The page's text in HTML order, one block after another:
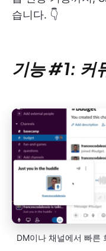
습니다. 👇
기능 #1: 커
DM이나 채널에서 빠른